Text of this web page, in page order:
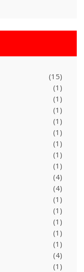
(15)
(1)
(1)
(1)
(1)
(1)
(1)
(1)
(1)
(4)
(4)
(1)
(1)
(1)
(1)
(1)
(4)
(1)